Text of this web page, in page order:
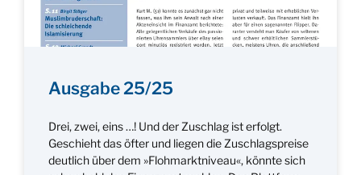
Ausgabe 25/25
Drei, zwei, eins …! Und der Zuschlag ist erfolgt.
Geschieht das öfter und liegen die Zuschlagspreise
deutlich über dem »Flohmarktniveau«, könnte sich